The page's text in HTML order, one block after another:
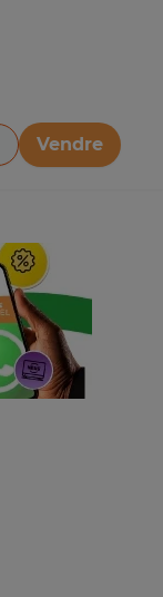
Vendre